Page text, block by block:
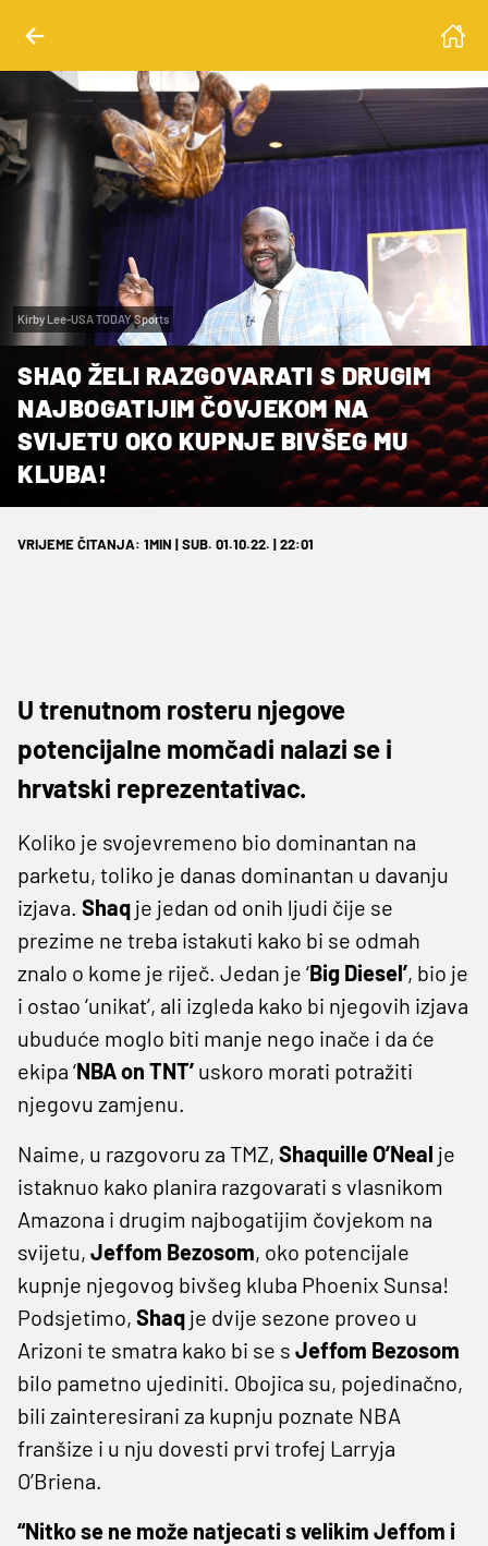
Kirby Lee-USA TODAY Sports
SHAQ ŽELI RAZGOVARATI S DRUGIM
NAJBOGATIJIM ČOVJEKOM NA
SVIJETU OKO KUPNJE BIVŠEG MU
KLUBA!
VRIJEME ČITANJA: 1MIN | SUB. 01.10.22. | 22:01
U trenutnom rosteru njegove
potencijalne momčadi nalazi se i
hrvatski reprezentativac.
Koliko je svojevremeno bio dominantan na
parketu, toliko je danas dominantan u davanju
izjava. Shaq je jedan od onih ljudi čije se
prezime ne treba istakuti kako bi se odmah
znalo o kome je riječ. Jedan je ‘Big Diesel’, bio je
i ostao ‘unikat’, ali izgleda kako bi njegovih izjava
ubuduće moglo biti manje nego inače i da će
ekipa ‘NBA on TNT’ uskoro morati potražiti
njegovu zamjenu.
Naime, u razgovoru za TMZ, Shaquille O’Neal je
istaknuo kako planira razgovarati s vlasnikom
Amazona i drugim najbogatijim čovjekom na
svijetu, Jeffom Bezosom, oko potencijale
kupnje njegovog bivšeg kluba Phoenix Sunsa!
Podsjetimo, Shaq je dvije sezone proveo u
Arizoni te smatra kako bi se s Jeffom Bezosom
bilo pametno ujediniti. Obojica su, pojedinačno,
bili zainteresirani za kupnju poznate NBA
franšize i u nju dovesti prvi trofej Larryja
O’Briena.
“Nitko se ne može natjecati s velikim Jeffom i